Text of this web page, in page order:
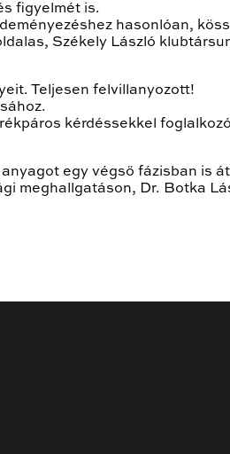
figyelmét is.
hasonlóan,
Székely László
Teljesen felvillanyozott!
kérdéssekkel
egy végső fázisban is
meghallgatáson, Dr. Botka